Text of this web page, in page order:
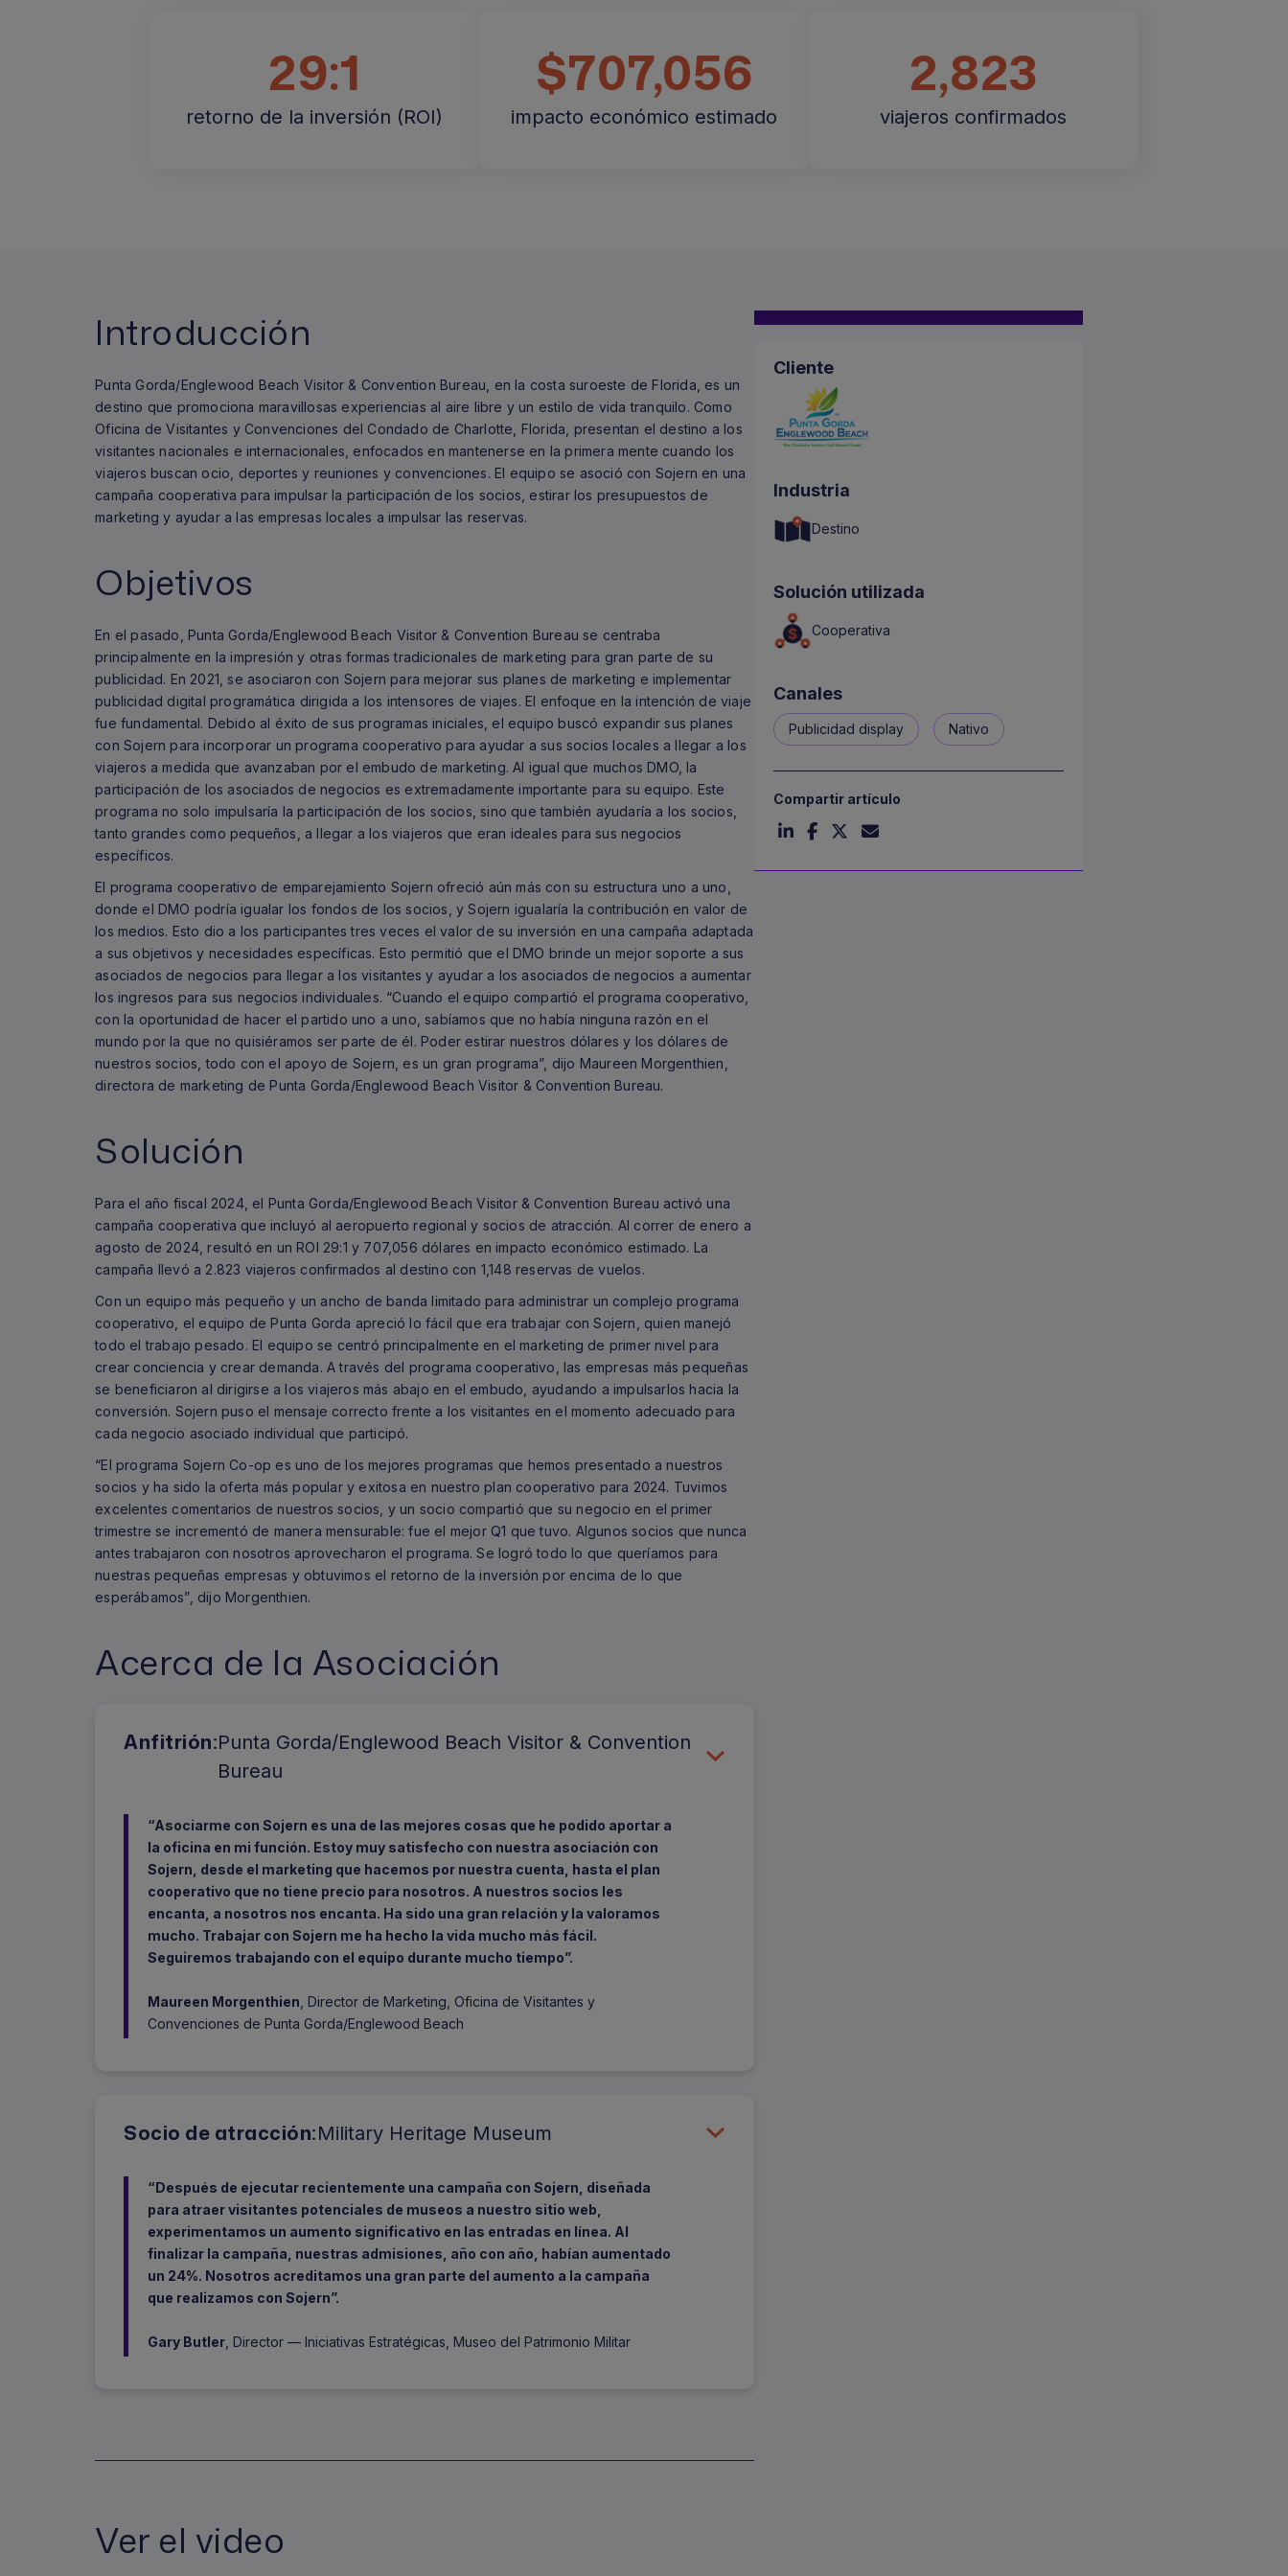
29:1
retorno de la inversión (ROI)
$707,056
impacto económico estimado
2,823
viajeros confirmados
Introducción
Punta Gorda/Englewood Beach Visitor & Convention Bureau, en la costa suroeste de Florida, es un
destino que promociona maravillosas experiencias al aire libre y un estilo de vida tranquilo. Como
Oficina de Visitantes y Convenciones del Condado de Charlotte, Florida, presentan el destino a los
visitantes nacionales e internacionales, enfocados en mantenerse en la primera mente cuando los
viajeros buscan ocio, deportes y reuniones y convenciones. El equipo se asoció con Sojern en una
campaña cooperativa para impulsar la participación de los socios, estirar los presupuestos de
marketing y ayudar a las empresas locales a impulsar las reservas.
Objetivos
En el pasado, Punta Gorda/Englewood Beach Visitor & Convention Bureau se centraba
principalmente en la impresión y otras formas tradicionales de marketing para gran parte de su
publicidad. En 2021, se asociaron con Sojern para mejorar sus planes de marketing e implementar
publicidad digital programática dirigida a los intensores de viajes. El enfoque en la intención de viaje
fue fundamental. Debido al éxito de sus programas iniciales, el equipo buscó expandir sus planes
con Sojern para incorporar un programa cooperativo para ayudar a sus socios locales a llegar a los
viajeros a medida que avanzaban por el embudo de marketing. Al igual que muchos DMO, la
participación de los asociados de negocios es extremadamente importante para su equipo. Este
programa no solo impulsaría la participación de los socios, sino que también ayudaría a los socios,
tanto grandes como pequeños, a llegar a los viajeros que eran ideales para sus negocios
específicos.
El programa cooperativo de emparejamiento Sojern ofreció aún más con su estructura uno a uno,
donde el DMO podría igualar los fondos de los socios, y Sojern igualaría la contribución en valor de
los medios. Esto dio a los participantes tres veces el valor de su inversión en una campaña adaptada
a sus objetivos y necesidades específicas. Esto permitió que el DMO brinde un mejor soporte a sus
asociados de negocios para llegar a los visitantes y ayudar a los asociados de negocios a aumentar
los ingresos para sus negocios individuales. “Cuando el equipo compartió el programa cooperativo,
con la oportunidad de hacer el partido uno a uno, sabíamos que no había ninguna razón en el
mundo por la que no quisiéramos ser parte de él. Poder estirar nuestros dólares y los dólares de
nuestros socios, todo con el apoyo de Sojern, es un gran programa”, dijo Maureen Morgenthien,
directora de marketing de Punta Gorda/Englewood Beach Visitor & Convention Bureau.
Solución
Para el año fiscal 2024, el Punta Gorda/Englewood Beach Visitor & Convention Bureau activó una
campaña cooperativa que incluyó al aeropuerto regional y socios de atracción. Al correr de enero a
agosto de 2024, resultó en un ROI 29:1 y 707,056 dólares en impacto económico estimado. La
campaña llevó a 2.823 viajeros confirmados al destino con 1,148 reservas de vuelos.
Con un equipo más pequeño y un ancho de banda limitado para administrar un complejo programa
cooperativo, el equipo de Punta Gorda apreció lo fácil que era trabajar con Sojern, quien manejó
todo el trabajo pesado. El equipo se centró principalmente en el marketing de primer nivel para
crear conciencia y crear demanda. A través del programa cooperativo, las empresas más pequeñas
se beneficiaron al dirigirse a los viajeros más abajo en el embudo, ayudando a impulsarlos hacia la
conversión. Sojern puso el mensaje correcto frente a los visitantes en el momento adecuado para
cada negocio asociado individual que participó.
“El programa Sojern Co-op es uno de los mejores programas que hemos presentado a nuestros
socios y ha sido la oferta más popular y exitosa en nuestro plan cooperativo para 2024. Tuvimos
excelentes comentarios de nuestros socios, y un socio compartió que su negocio en el primer
trimestre se incrementó de manera mensurable: fue el mejor Q1 que tuvo. Algunos socios que nunca
antes trabajaron con nosotros aprovecharon el programa. Se logró todo lo que queríamos para
nuestras pequeñas empresas y obtuvimos el retorno de la inversión por encima de lo que
esperábamos”, dijo Morgenthien.
Acerca de la Asociación
Anfitrión:Punta Gorda/Englewood Beach Visitor & Convention
Bureau
“Asociarme con Sojern es una de las mejores cosas que he podido aportar a
la oficina en mi función. Estoy muy satisfecho con nuestra asociación con
Sojern, desde el marketing que hacemos por nuestra cuenta, hasta el plan
cooperativo que no tiene precio para nosotros. A nuestros socios les
encanta, a nosotros nos encanta. Ha sido una gran relación y la valoramos
mucho. Trabajar con Sojern me ha hecho la vida mucho más fácil.
Seguiremos trabajando con el equipo durante mucho tiempo”.
Maureen Morgenthien , Director de Marketing, Oficina de Visitantes y
Convenciones de Punta Gorda/Englewood Beach
Socio de atracción:Military Heritage Museum
“Después de ejecutar recientemente una campaña con Sojern, diseñada
para atraer visitantes potenciales de museos a nuestro sitio web,
experimentamos un aumento significativo en las entradas en línea. Al
finalizar la campaña, nuestras admisiones, año con año, habían aumentado
un 24%. Nosotros acreditamos una gran parte del aumento a la campaña
que realizamos con Sojern”.
Gary Butler , Director — Iniciativas Estratégicas, Museo del Patrimonio Militar
Ver el video
Cliente
Industria
Destino
Solución utilizada
Cooperativa
Canales
Publicidad display Nativo
Compartir artículo